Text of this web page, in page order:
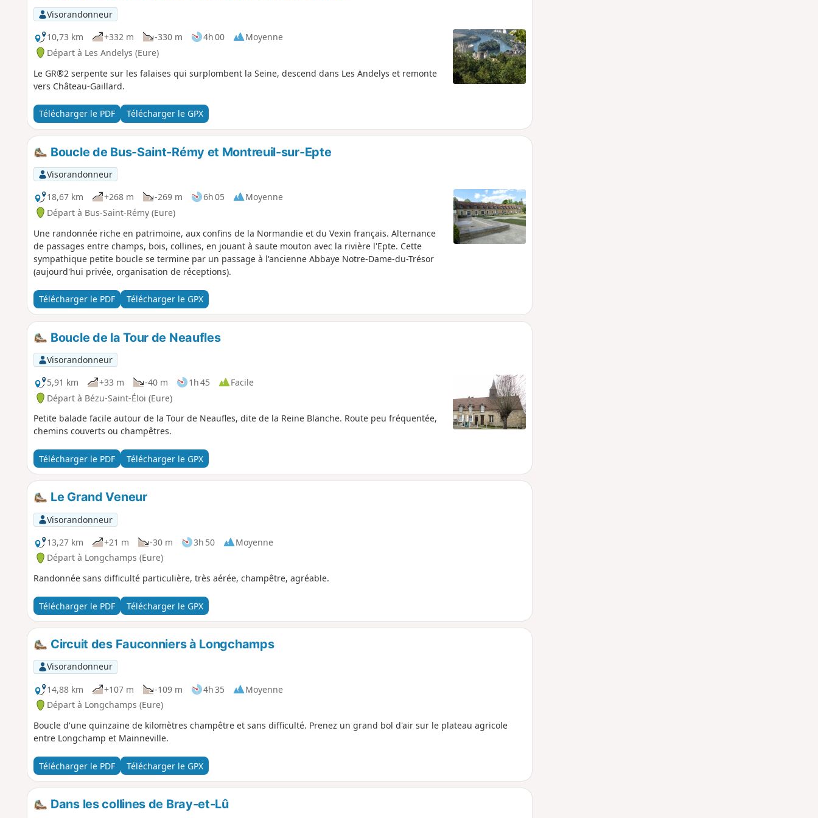
Visorandonneur
10,73 km
+332 m -330 m 4h 00
Moyenne
Départ à Les Andelys (Eure)
Le GR®2 serpente sur les falaises qui surplombent la Seine, descend dans Les Andelys et remonte
vers Château-Gaillard.
Télécharger le PDF Télécharger le GPX
Boucle de Bus-Saint-Rémy et Montreuil-sur-Epte
Visorandonneur
18,67 km
+268 m -269 m 6h 05
Moyenne
Départ à Bus-Saint-Rémy (Eure)
Une randonnée riche en patrimoine, aux confins de la Normandie et du Vexin français. Alternance
de passages entre champs, bois, collines, en jouant à saute mouton avec la rivière l'Epte. Cette
sympathique petite boucle se termine par un passage à l'ancienne Abbaye Notre-Dame-du-Trésor
(aujourd'hui privée, organisation de réceptions).
Télécharger le PDF Télécharger le GPX
Boucle de la Tour de Neaufles
Visorandonneur
5,91 km
+33 m -40 m 1h 45
Facile
Départ à Bézu-Saint-Éloi (Eure)
Petite balade facile autour de la Tour de Neaufles, dite de la Reine Blanche. Route peu fréquentée,
chemins couverts ou champêtres.
Télécharger le PDF Télécharger le GPX
Le Grand Veneur
Visorandonneur
13,27 km
+21 m -30 m 3h 50
Moyenne
Départ à Longchamps (Eure)
Randonnée sans difficulté particulière, très aérée, champêtre, agréable.
Télécharger le PDF Télécharger le GPX
Circuit des Fauconniers à Longchamps
Visorandonneur
14,88 km
+107 m -109 m 4h 35
Moyenne
Départ à Longchamps (Eure)
Boucle d'une quinzaine de kilomètres champêtre et sans difficulté. Prenez un grand bol d'air sur le plateau agricole
entre Longchamp et Mainneville.
Télécharger le PDF Télécharger le GPX
Dans les collines de Bray-et-Lû